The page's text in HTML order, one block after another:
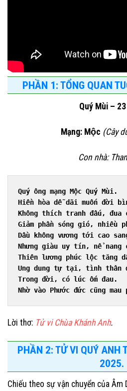
PHẦN 1: TỔNG QUAN
Quý Mùi –
Mạng: Mộc (Cây
Con nhà:
Quý ông mạng Mộc Quý Mùi.
Hiền hòa dễ dãi muốn đời
Không thích tranh đấu, đua
Giảm phần sóng gió, nhiều
Dầu không vương tới cao
Nhưng giàu uy tín, nể nang
Thiên lương phúc lộc tăng
Ung dung tự tại, tình thân
Trong đời, có lúc ốm đau.
Nhờ vào Phước đức cũng
Lời thơ: Tử vi Chùa Khánh Anh.
PHẦN 2: TỬ VI QUÝ ANH
2025.
Chiếu theo sự vận chuyển của Âm